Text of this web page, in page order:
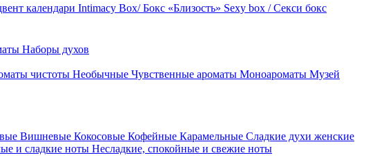
календари Intimacy Box/ Бокс «Близость» Sexy box / Секси бокс
Наборы духов
чистоты Необычные Чувственные ароматы Моноароматы Музей
Вишневые Кокосовые Кофейные Карамельные Сладкие духи женские
и сладкие ноты Несладкие, спокойные и свежие ноты